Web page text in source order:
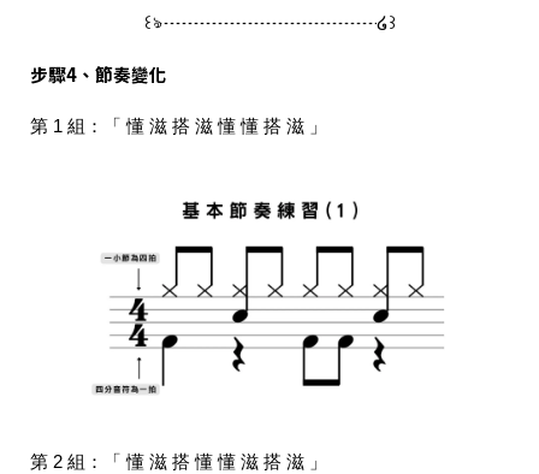
꒰ঌ┈┈┈┈┈┈┈┈┈┈┈┈໒꒱
步驟4、節奏變化
第 1 組：「 懂 滋 搭 滋 懂 懂 搭 滋 」
第 2 組：「 懂 滋 搭 懂 懂 滋 搭 滋 」